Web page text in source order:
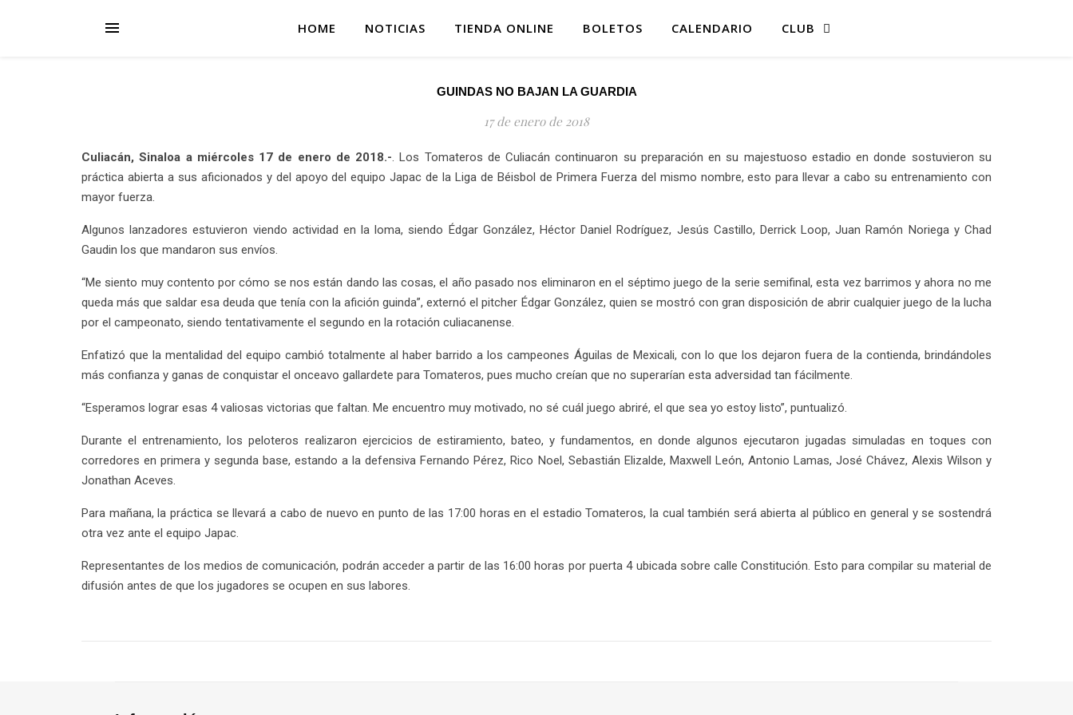
HOME NOTICIAS TIENDA ONLINE BOLETOS CALENDARIO CLUB
GUINDAS NO BAJAN LA GUARDIA
17 de enero de 2018
Culiacán, Sinaloa a miércoles 17 de enero de 2018.-. Los Tomateros de Culiacán continuaron su preparación en su majestuoso estadio en donde sostuvieron su
práctica abierta a sus aficionados y del apoyo del equipo Japac de la Liga de Béisbol de Primera Fuerza del mismo nombre, esto para llevar a cabo su entrenamiento con
mayor fuerza.
Algunos lanzadores estuvieron viendo actividad en la loma, siendo Édgar González, Héctor Daniel Rodríguez, Jesús Castillo, Derrick Loop, Juan Ramón Noriega y Chad
Gaudin los que mandaron sus envíos.
“Me siento muy contento por cómo se nos están dando las cosas, el año pasado nos eliminaron en el séptimo juego de la serie semifinal, esta vez barrimos y ahora no me
queda más que saldar esa deuda que tenía con la afición guinda”, externó el pitcher Édgar González, quien se mostró con gran disposición de abrir cualquier juego de la lucha
por el campeonato, siendo tentativamente el segundo en la rotación culiacanense.
Enfatizó que la mentalidad del equipo cambió totalmente al haber barrido a los campeones Águilas de Mexicali, con lo que los dejaron fuera de la contienda, brindándoles
más confianza y ganas de conquistar el onceavo gallardete para Tomateros, pues mucho creían que no superarían esta adversidad tan fácilmente.
“Esperamos lograr esas 4 valiosas victorias que faltan. Me encuentro muy motivado, no sé cuál juego abriré, el que sea yo estoy listo”, puntualizó.
Durante el entrenamiento, los peloteros realizaron ejercicios de estiramiento, bateo, y fundamentos, en donde algunos ejecutaron jugadas simuladas en toques con
corredores en primera y segunda base, estando a la defensiva Fernando Pérez, Rico Noel, Sebastián Elizalde, Maxwell León, Antonio Lamas, José Chávez, Alexis Wilson y
Jonathan Aceves.
Para mañana, la práctica se llevará a cabo de nuevo en punto de las 17:00 horas en el estadio Tomateros, la cual también será abierta al público en general y se sostendrá
otra vez ante el equipo Japac.
Representantes de los medios de comunicación, podrán acceder a partir de las 16:00 horas por puerta 4 ubicada sobre calle Constitución. Esto para compilar su material de
difusión antes de que los jugadores se ocupen en sus labores.